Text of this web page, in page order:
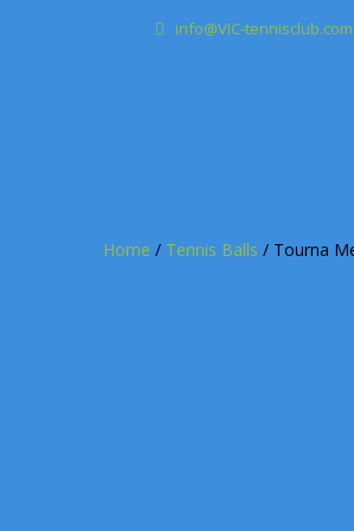
info@VIC-tennisclub.com
Home / Tennis Balls / Tourna